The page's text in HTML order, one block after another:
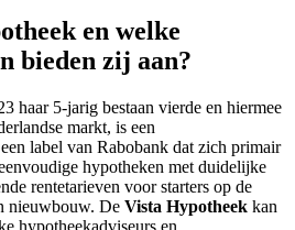
en welke
bieden zij aan?
haar 5-jarig bestaan vierde en hiermee
markt, is een
label van Rabobank dat zich primair
hypotheken met duidelijke
rentetarieven voor starters op de
nieuwbouw. De Vista Hypotheek kan
hypotheekadviseurs en